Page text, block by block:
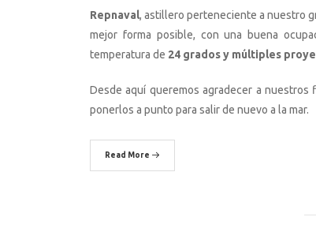
Repnaval, astillero perteneciente a nuestro
mejor forma posible, con una buena
temperatura de 24 grados y múltiples
Desde aquí queremos agradecer a
ponerlos a punto para salir de nuevo a la mar.
Read More